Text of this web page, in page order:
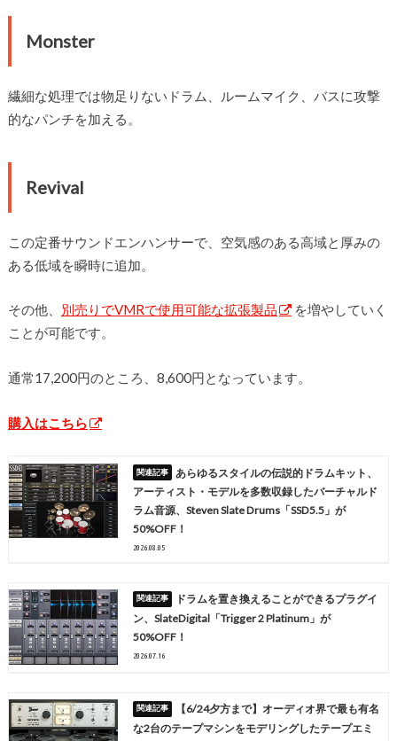
Monster
繊細な処理では物足りないドラム、ルームマイク、バスに攻撃
的なパンチを加える。
Revival
この定番サウンドエンハンサーで、空気感のある高域と厚みの
ある低域を瞬時に追加。
その他、 別売りでVMRで使用可能な拡張製品
を増やしていく
ことが可能です。
通常17,200円のところ、8,600円となっています。
購入はこちら
あらゆるスタイルの伝説的ドラムキット、
アーティスト・モデルを多数収録したバーチャルド
ラム音源、Steven Slate Drums「SSD5.5」が
50%OFF！
2026.08.05
ドラムを置き換えることができるプラグイ
ン、SlateDigital「Trigger 2 Platinum」が
50%OFF！
2026.07.16
【6/24夕方まで】オーディオ界で最も有名
な2台のテープマシンをモデリングしたテープエミ